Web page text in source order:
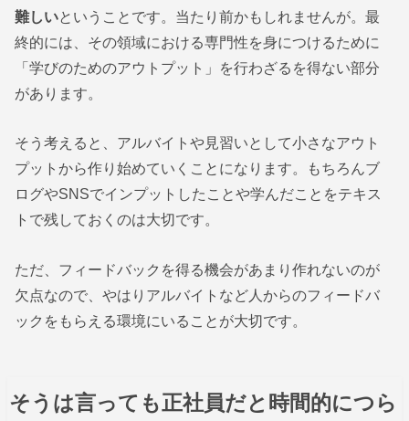
難しいということです。当たり前かもしれませんが。最
終的には、その領域における専門性を身につけるために
「学びのためのアウトプット」を行わざるを得ない部分
があります。
そう考えると、アルバイトや見習いとして小さなアウト
プットから作り始めていくことになります。もちろんブ
ログやSNSでインプットしたことや学んだことをテキス
トで残しておくのは大切です。
ただ、フィードバックを得る機会があまり作れないのが
欠点なので、やはりアルバイトなど人からのフィードバ
ックをもらえる環境にいることが大切です。
そうは言っても正社員だと時間的につら